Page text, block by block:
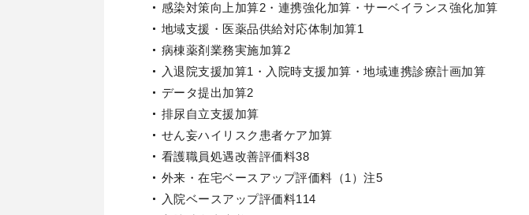
感染対策向上加算2・連携強化加算・サーベイランス強化加算
地域支援・医薬品供給対応体制加算1
病棟薬剤業務実施加算2
入退院支援加算1・入院時支援加算・地域連携診療計画加算
データ提出加算2
排尿自立支援加算
せん妄ハイリスク患者ケア加算
看護職員処遇改善評価料38
外来・在宅ベースアップ評価料（1）注5
入院ベースアップ評価料114